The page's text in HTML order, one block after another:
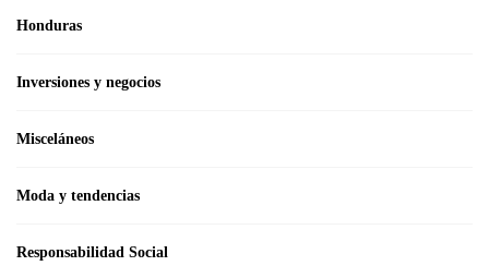
Honduras
Inversiones y negocios
Misceláneos
Moda y tendencias
Responsabilidad Social